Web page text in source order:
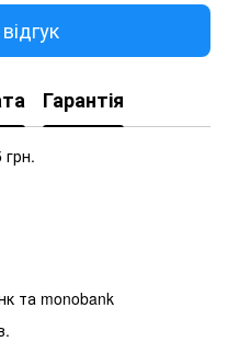
Гарантія
та monobank